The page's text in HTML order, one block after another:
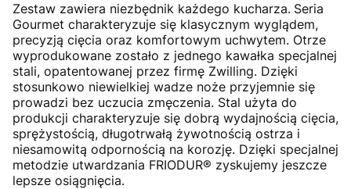
Zestaw zawiera niezbędnik każdego kucharza. Seria
Gourmet charakteryzuje się klasycznym wyglądem,
precyzją cięcia oraz komfortowym uchwytem. Otrze
wyprodukowane zostało z jednego kawałka specjalnej
stali, opatentowanej przez firmę Zwilling. Dzięki
stosunkowo niewielkiej wadze noże przyjemnie się
prowadzi bez uczucia zmęczenia. Stal użyta do
produkcji charakteryzuje się dobrą wydajnością cięcia,
sprężystością, długotrwałą żywotnością ostrza i
niesamowitą odpornością na korozję. Dzięki specjalnej
metodzie utwardzania FRIODUR® zyskujemy jeszcze
lepsze osiągnięcia.